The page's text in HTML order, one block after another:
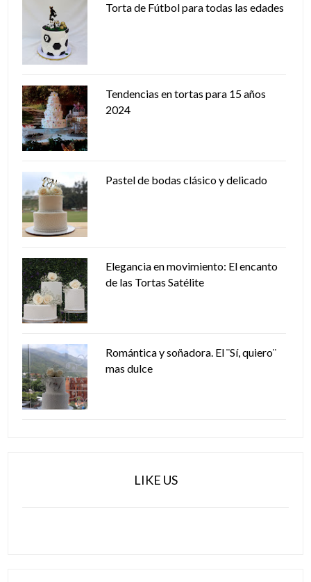
Torta de Fútbol para todas las edades
Tendencias en tortas para 15 años
2024
Pastel de bodas clásico y delicado
Elegancia en movimiento: El encanto
de las Tortas Satélite
Romántica y soñadora. El ¨Sí, quiero¨
mas dulce
LIKE US